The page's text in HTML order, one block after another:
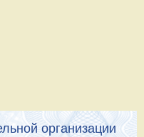
организации